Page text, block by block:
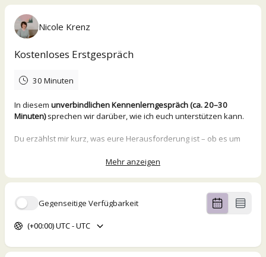
Nicole Krenz
Kostenloses Erstgespräch
30 Minuten
In diesem unverbindlichen Kennenlerngespräch (ca. 20–30
Minuten)sprechen wir darüber, wie ich euch unterstützen kann.
Du erzählst mir kurz, was eure Herausforderung ist – ob es um
Zusammenarbeit du dir vorstellst. Ich gebe dir einen ehrlichen
beantworte deine offenen Fragen.
Das Gespräch findet digital via Zoom
Ich freue mich darauf, mehr über eure Arbeit zu erfahren!
der Datenverarbeitung gemäß unserer Datenschutzerklärung
Mehr anzeigen
Gegenseitige Verfügbarkeit
(+00:00) UTC - UTC